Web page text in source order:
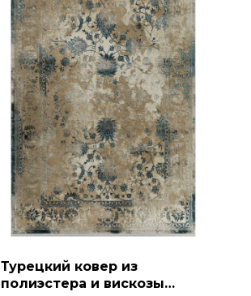
Турецкий ковер из
полиэстера и вискозы